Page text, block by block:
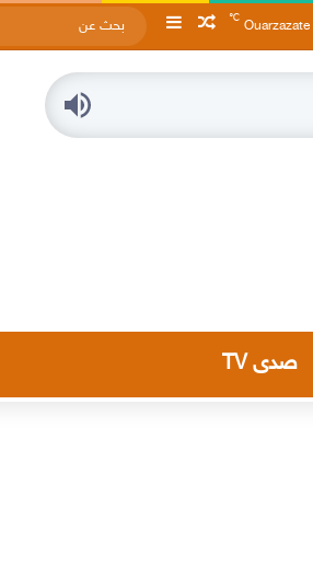
Ouarzazate
℃ مقال عشوائي
إضافة عمود جانبي
صدى TV